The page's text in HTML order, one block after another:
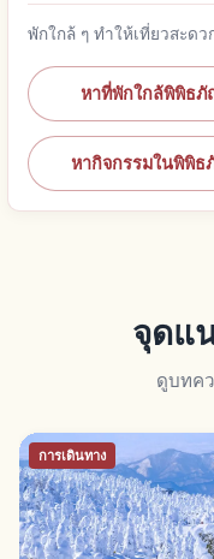
พักใกล้ ๆ ทำให้เที่ยวสะด
หาที่พักใกล้พิพิธ
หากิจกรรมในพิพิ
จุดแ
ดูบทค
การเดินทาง